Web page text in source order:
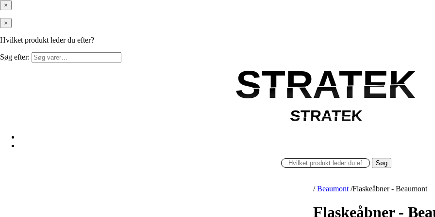
×
×
Hvilket produkt leder du efter?
Søg efter:
STRATEK
STRATEK
STRATEK
STRATEK
Søg
/ Beaumont /Flaskeåbner - Beaumont
Flaskeåbner -